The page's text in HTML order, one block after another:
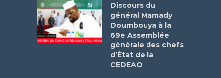
Discours du
général Mamady
Doumbouya à la
69e Assemblée
générale des chefs
d’État de la
CEDEAO